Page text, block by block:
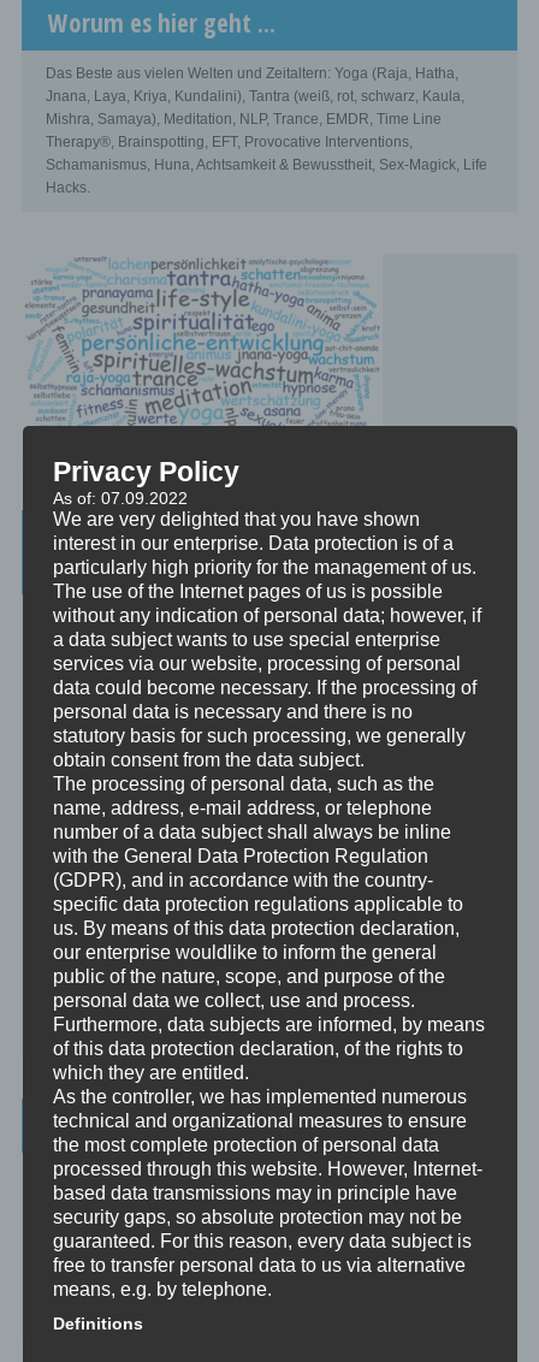
Worum es hier geht ...
Das Beste aus vielen Welten und Zeitaltern: Yoga (Raja, Hatha,
Jnana, Laya, Kriya, Kundalini), Tantra (weiß, rot, schwarz, Kaula,
Mishra, Samaya), Meditation, NLP, Trance, EMDR, Time Line
Therapy®, Brainspotting, EFT, Provocative Interventions,
Schamanismus, Huna, Achtsamkeit & Bewusstheit, Sex-Magick, Life
Hacks.
Beratung, Mentoring, Supervision und
Ausbildung
Beratung
Beratung ist das individuelle Aufarbeiten verschiedenster
Problemstellungen durch Interaktion zwischen einer unabhängigen
Person und einem Klienten.
Mentoring
Mentoring ist das individualisierte Weitergeben von Wissen und
Erfahrungen durch Interaktion zwischen einer erfahrenen Person
und einem Klienten.
Supervision
Supervision ist das individualisierte Reflektieren der gemachten
oder anstehenden professionellen Erfahrungen durch Interaktion
zwischen einem Supervisor und einem Klienten.
Ausbildung
Ausbildung ist die angepasste Vermittlung von allgemeinem Wissen
und praktischen Fertigkeiten zu diesem Wissen durch eine
erfahrene Person an Klienten.
Wissenswertes
☞ Ablauf einer Beratung
☞ Vertraulichkeitserklärung
☞ Grundlagen für persönliche Entwicklung
☞ Was kostet es?
Privacy Policy
As of: 07.09.2022
We are very delighted that you have shown
interest in our enterprise. Data protection is of a
particularly high priority for the management of us.
The use of the Internet pages of us is possible
without any indication of personal data; however, if
a data subject wants to use special enterprise
services via our website, processing of personal
data could become necessary. If the processing of
personal data is necessary and there is no
statutory basis for such processing, we generally
obtain consent from the data subject.
The processing of personal data, such as the
name, address, e-mail address, or telephone
number of a data subject shall always be inline
with the General Data Protection Regulation
(GDPR), and in accordance with the country-
specific data protection regulations applicable to
us. By means of this data protection declaration,
our enterprise wouldlike to inform the general
public of the nature, scope, and purpose of the
personal data we collect, use and process.
Furthermore, data subjects are informed, by means
of this data protection declaration, of the rights to
which they are entitled.
As the controller, we has implemented numerous
technical and organizational measures to ensure
the most complete protection of personal data
processed through this website. However, Internet-
based data transmissions may in principle have
security gaps, so absolute protection may not be
guaranteed. For this reason, every data subject is
free to transfer personal data to us via alternative
means, e.g. by telephone.
Definitions